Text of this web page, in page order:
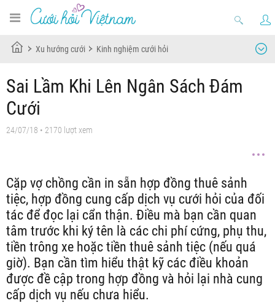
Xu hướng cưới Kinh nghiệm cưới hỏi
Sai Lầm Khi Lên Ngân Sách Đám
Cưới
24/07/18 • 2170 lượt xem
Cặp vợ chồng cần in sẵn hợp đồng thuê sảnh
tiệc, hợp đồng cung cấp dịch vụ cưới hỏi của đối
tác để đọc lại cẩn thận. Điều mà bạn cần quan
tâm trước khi ký tên là các chi phí cứng, phụ thu,
tiền trông xe hoặc tiền thuê sảnh tiệc (nếu quá
giờ). Bạn cần tìm hiểu thật kỹ các điều khoản
được đề cập trong hợp đồng và hỏi lại nhà cung
cấp dịch vụ nếu chưa hiểu.